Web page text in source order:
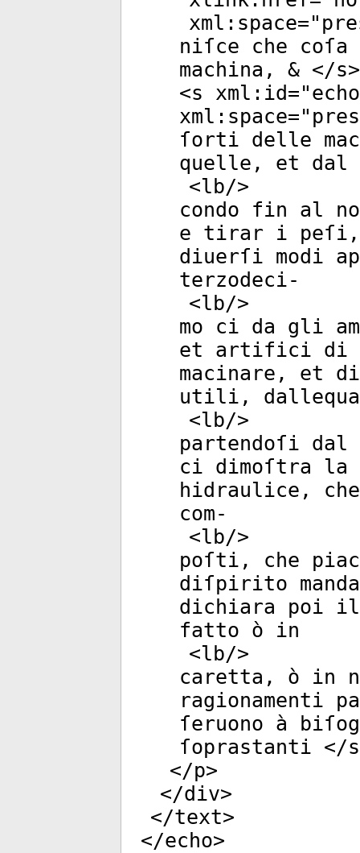
xml:space="
niſce che
machina, & </s>
<s xml:id="
xml:space="
ſorti delle
quelle, et dal
<lb/>
condo fin al
e tirar i peſi,
diuerſi modi
terzodeci-
<lb/>
mo ci da gli
et artifici di
macinare, et
utili,
<lb/>
partendoſi dal
ci dimoſtra la
hidraulice,
com-
<lb/>
poſti, che
diſpirito
dichiara poi il
fatto ò in
<lb/>
caretta, ò in
ragionamenti
ſeruono à
ſoprastanti </s
</p>
</div>
</text>
</echo>